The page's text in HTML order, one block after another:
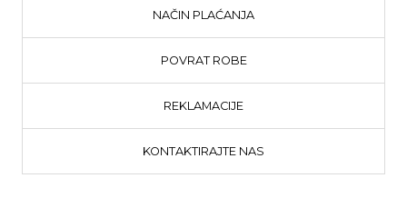
NAČIN PLAĆANJA
POVRAT ROBE
REKLAMACIJE
KONTAKTIRAJTE NAS